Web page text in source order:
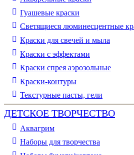
Гуашевые краски
Светящиеся люминесцентные
Краски для свечей и мыла
Краски с эффектами
Краски спрея аэрозольные
Краски-контуры
Текстурные пасты, гели
ДЕТСКОЕ ТВОРЧЕСТВО
Аквагрим
Наборы для творчества